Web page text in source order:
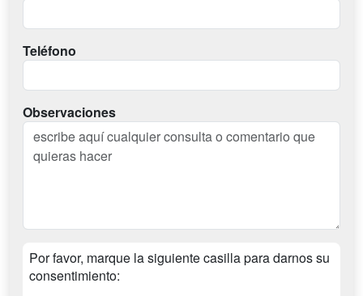
Teléfono
Observaciones
Por favor, marque la siguiente casilla para darnos su
consentimiento: